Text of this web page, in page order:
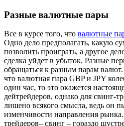
Разные валютные пары
Все в курсе того, что валютные
Одно дело предполагать, какую
позволить проиграть, а другое
сделка уйдет в убыток. Разные
обращаться к разным парам
что валютная пара GBP и JPY
один час, то это окажется
дейтрейдеров, однако для свинг-
лишено всякого смысла, ведь он
изменчивости направления
трейдеров– свинг – гораздо